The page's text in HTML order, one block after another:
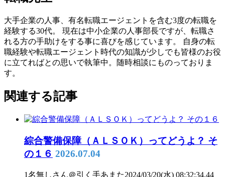
大手企業の人事、有名転職エージェントを含む3度の転職を
経験する30代。 現在は中小企業の人事部長ですが、転職さ
れる方の手助けをする事に喜びを感じています。 自身の転
職経験や転職エージェント時代の知識が少しでも皆様のお役
に立てればとの思いで執筆中。随時相談にものっておりま
す。
関連する記事
綜合警備保障（ＡＬＳＯＫ）ってどうよ？ そ
の１６ 2026.07.04
1名無しさん＠引く手あまた2024/03/20(水) 08:32:34.44